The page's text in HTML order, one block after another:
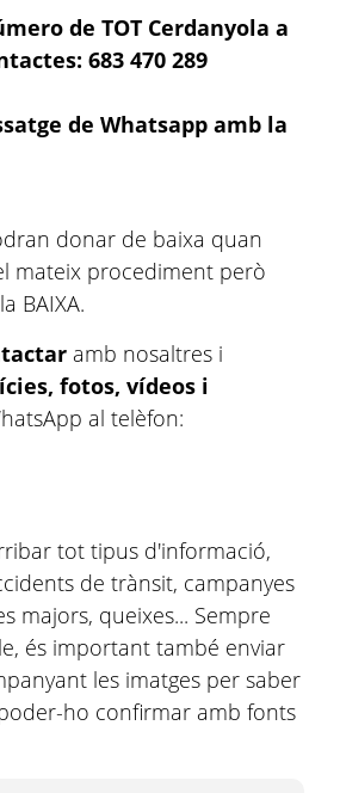
de TOT Cerdanyola a
683 470 289
de Whatsapp amb la
donar de baixa quan
mateix procediment però
BAIXA.
amb nosaltres i
fotos, vídeos i
al telèfon:
tot tipus d'informació,
de trànsit, campanyes
majors, queixes... Sempre
és important també enviar
les imatges per saber
ho confirmar amb fonts